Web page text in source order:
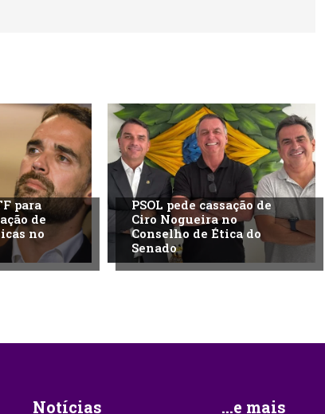
para
de
no
PSOL pede cassação de
Ciro Nogueira no
Conselho de Ética do
Senado
Notícias ...e mais